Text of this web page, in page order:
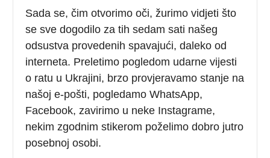
Sada se, čim otvorimo oči, žurimo vidjeti što
se sve dogodilo za tih sedam sati našeg
odsustva provedenih spavajući, daleko od
interneta. Preletimo pogledom udarne vijesti
o ratu u Ukrajini, brzo provjeravamo stanje na
našoj e-pošti, pogledamo WhatsApp,
Facebook, zavirimo u neke Instagrame,
nekim zgodnim stikerom poželimo dobro jutro
posebnoj osobi.